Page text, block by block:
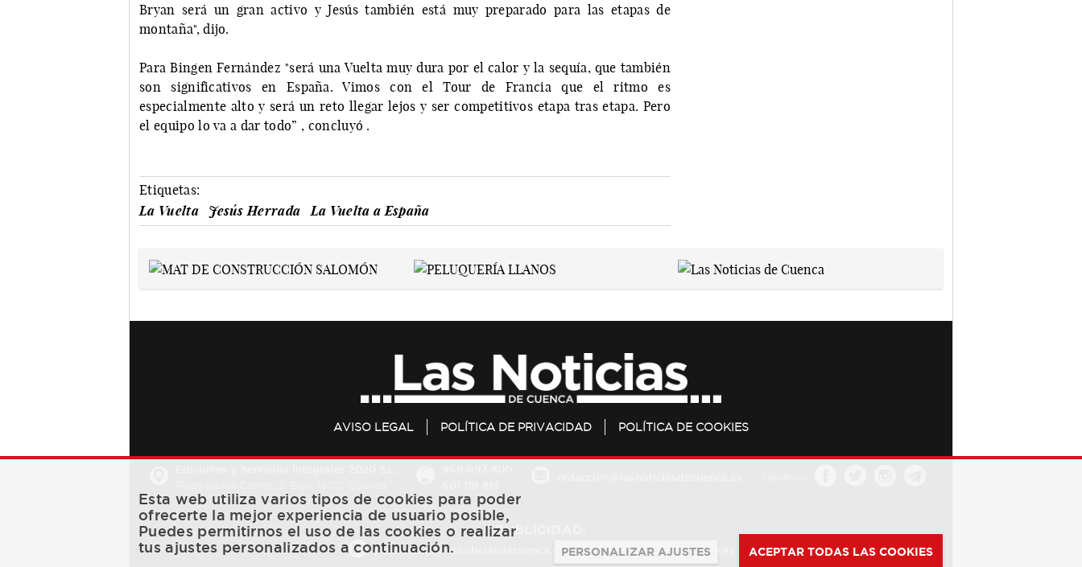
Bryan será un gran activo y Jesús también está muy preparado para las etapas de
montaña", dijo.
Para Bingen Fernández "será una Vuelta muy dura por el calor y la sequía, que también
son significativos en España. Vimos con el Tour de Francia que el ritmo es
especialmente alto y será un reto llegar lejos y ser competitivos etapa tras etapa. Pero
el equipo lo va a dar todo” , concluyó .
Etiquetas:
La Vuelta
Jesús Herrada La Vuelta a España
AVISO LEGAL POLÍTICA DE PRIVACIDAD POLÍTICA DE COOKIES
PUBLICIDAD:
publicidad@lasnoticiasdecuenca.es 684 126 573 / 670 726 392
Esta web utiliza varios tipos de cookies para poder
ofrecerte la mejor experiencia de usuario posible,
Puedes permitirnos el uso de las cookies o realizar
tus ajustes personalizados a continuación.
PERSONALIZAR AJUSTES ACEPTAR TODAS LAS COOKIES